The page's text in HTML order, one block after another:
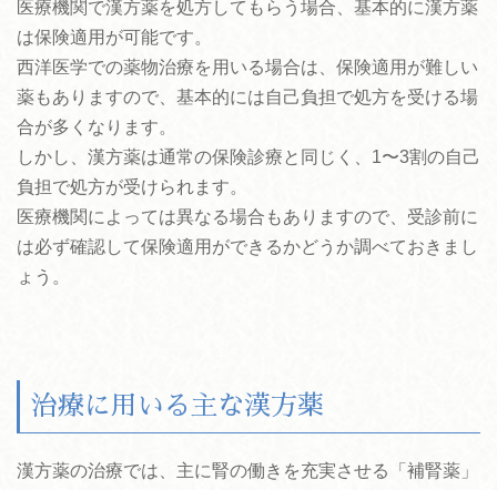
医療機関で漢方薬を処方してもらう場合、基本的に漢方薬
は保険適用が可能です。
西洋医学での薬物治療を用いる場合は、保険適用が難しい
薬もありますので、基本的には自己負担で処方を受ける場
合が多くなります。
しかし、漢方薬は通常の保険診療と同じく、1〜3割の自己
負担で処方が受けられます。
医療機関によっては異なる場合もありますので、受診前に
は必ず確認して保険適用ができるかどうか調べておきまし
ょう。
治療に用いる主な漢方薬
漢方薬の治療では、主に腎の働きを充実させる「補腎薬」